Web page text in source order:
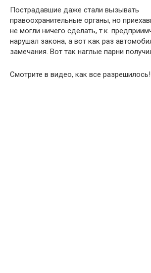
Пострадавшие даже стали вызывать
правоохранительные органы, но
не могли ничего сделать, т.к.
нарушал закона, а вот как раз
замечания. Вот так наглые парни
Смотрите в видео, как все разрешилось!